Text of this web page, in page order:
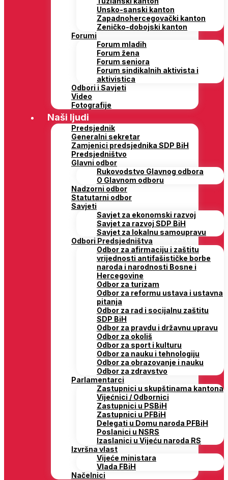
Unsko-sanski kanton
Zapadnohercegovački kanton
Zeničko-dobojski kanton
Forumi
Forum mladih
Forum žena
Forum seniora
Forum sindikalnih aktivista i
aktivistica
Odbori i Savjeti
Video
Fotografije
Naši ljudi
Predsjednik
Generalni sekretar
Zamjenici predsjednika SDP BiH
Predsjedništvo
Glavni odbor
Rukovodstvo Glavnog odbora
O Glavnom odboru
Nadzorni odbor
Statutarni odbor
Savjeti
Savjet za ekonomski razvoj
Savjet za razvoj SDP BiH
Savjet za lokalnu samoupravu
Odbori Predsjedništva
Odbor za afirmaciju i zaštitu
vrijednosti antifašističke borbe
naroda i narodnosti Bosne i
Hercegovine
Odbor za turizam
Odbor za reformu ustava i ustavna
pitanja
Odbor za rad i socijalnu zaštitu
SDP BiH
Odbor za pravdu i državnu upravu
Odbor za okoliš
Odbor za sport i kulturu
Odbor za nauku i tehnologiju
Odbor za obrazovanje i nauku
Odbor za zdravstvo
Parlamentarci
Zastupnici u skupštinama kantona
Vijećnici / Odbornici
Zastupnici u PSBiH
Zastupnici u PFBiH
Delegati u Domu naroda PFBiH
Poslanici u NSRS
Izaslanici u Vijeću naroda RS
Izvršna vlast
Vijeće ministara
Vlada FBiH
Načelnici